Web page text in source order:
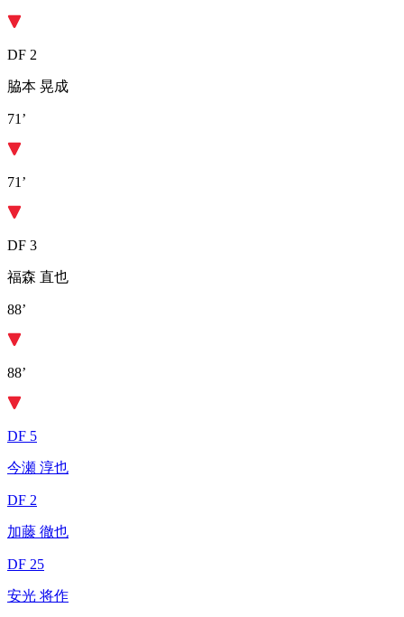
DF 2
脇本 晃成
71’
71’
DF 3
福森 直也
88’
88’
DF 5
今瀬 淳也
DF 2
加藤 徹也
DF 25
安光 将作